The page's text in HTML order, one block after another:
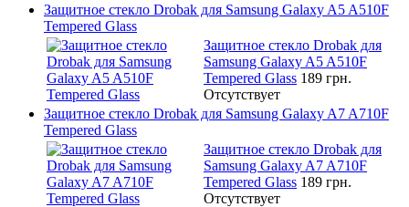
Защитное стекло Drobak для Samsung Galaxy A5 A510F
Tempered Glass
Защитное стекло Drobak для
Samsung Galaxy A5 A510F
Tempered Glass 189 грн.
Отсутствует
Защитное стекло Drobak для Samsung Galaxy A7 A710F
Tempered Glass
Защитное стекло Drobak для
Samsung Galaxy A7 A710F
Tempered Glass 189 грн.
Отсутствует